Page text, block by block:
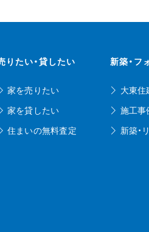
りたい・貸したい
家を売りたい
家を貸したい
住まいの無料査定
新築・フ
大東住
施工事
新築・